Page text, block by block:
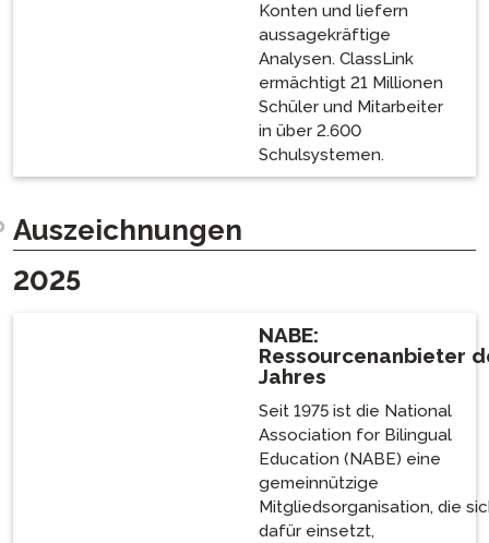
Konten und liefern
aussagekräftige
Analysen. ClassLink
ermächtigt 21 Millionen
Schüler und Mitarbeiter
in über 2.600
Schulsystemen.
Auszeichnungen
2025
NABE:
Ressourcenanbieter
Jahres
Seit 1975 ist die National
Association for Bilingual
Education (NABE) eine
gemeinnützige
Mitgliedsorganisation, die
dafür einsetzt,